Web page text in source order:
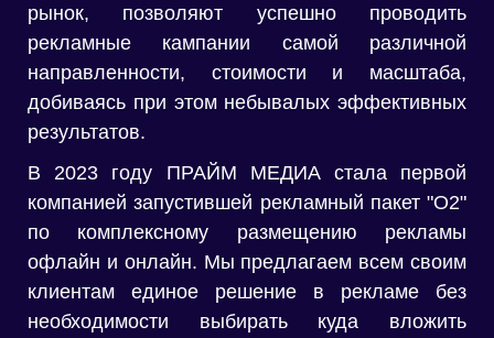
рынок, позволяют успешно проводить
рекламные кампании самой различной
направленности, стоимости и масштаба,
добиваясь при этом небывалых эффективных
результатов.
В 2023 году ПРАЙМ МЕДИА стала первой
компанией запустившей рекламный пакет "О2"
по комплексному размещению рекламы
офлайн и онлайн. Мы предлагаем всем своим
клиентам единое решение в рекламе без
необходимости выбирать куда вложить